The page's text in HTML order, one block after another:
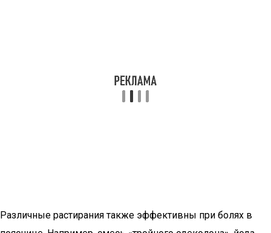
Различные растирания также эффективны при болях в